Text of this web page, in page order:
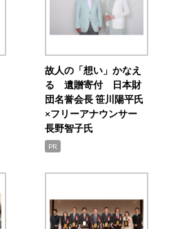
故人の「想い」かなえ
る 遺贈寄付 日本財
団名誉会長 笹川陽平氏
×フリーアナウンサー
長野智子氏
PR